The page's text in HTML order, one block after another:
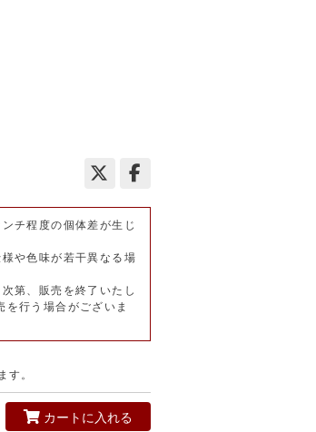
チ程度の個体差が生じ
や色味が若干異なる場
第、販売を終了いたし
行う場合がございま
す。
カートに入れる